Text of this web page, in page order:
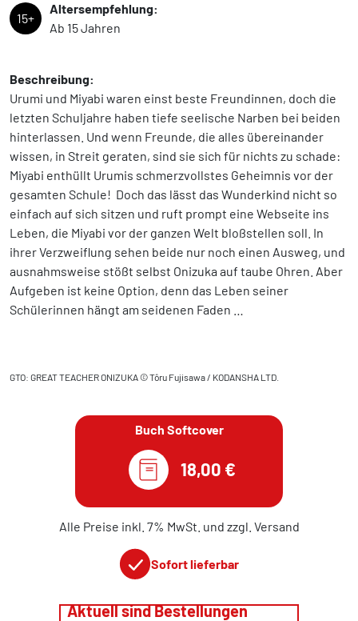
15+
Altersempfehlung:
Ab 15 Jahren
Beschreibung:
Urumi und Miyabi waren einst beste Freundinnen, doch die
letzten Schuljahre haben tiefe seelische Narben bei beiden
hinterlassen. Und wenn Freunde, die alles übereinander
wissen, in Streit geraten, sind sie sich für nichts zu schade:
Miyabi enthüllt Urumis schmerzvollstes Geheimnis vor der
gesamten Schule! Doch das lässt das Wunderkind nicht so
einfach auf sich sitzen und ruft prompt eine Webseite ins
Leben, die Miyabi vor der ganzen Welt bloßstellen soll. In
ihrer Verzweiflung sehen beide nur noch einen Ausweg, und
ausnahmsweise stößt selbst Onizuka auf taube Ohren. Aber
Aufgeben ist keine Option, denn das Leben seiner
Schülerinnen hängt am seidenen Faden …
GTO: GREAT TEACHER ONIZUKA © Tôru Fujisawa / KODANSHA LTD.
Buch Softcover
18,00 €
Alle Preise inkl. 7% MwSt. und zzgl. Versand
Sofort lieferbar
Aktuell sind Bestellungen